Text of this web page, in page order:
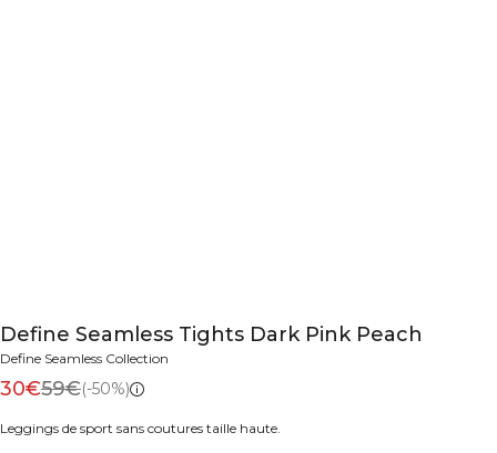
Define Seamless Tights Dark Pink Peach
Define Seamless Collection
30€59€(-50%)
Leggings de sport sans coutures taille haute.